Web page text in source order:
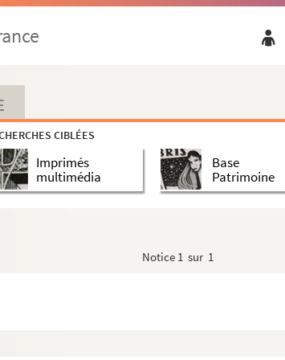
CIBLÉES
Imprimés
multimédia
Base
Patrimoine
Notice 1 sur 1
et actualité (registre)
le retour des cendres de Paul Johnes